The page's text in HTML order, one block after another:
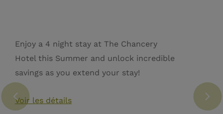
Enjoy a 4 night stay at The Chancery
Hotel this Summer and unlock incredible
savings as you extend your stay!
Voir les détails